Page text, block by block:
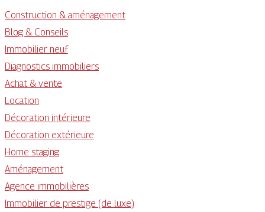
Construction & aménagement
Blog & Conseils
Immobilier neuf
Diagnostics immobiliers
Achat & vente
Location
Décoration intérieure
Décoration extérieure
Home staging
Aménagement
Agence immobilières
Immobilier de prestige (de luxe)